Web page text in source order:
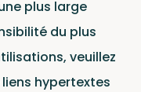
plus large
du plus
veuillez
hypertextes